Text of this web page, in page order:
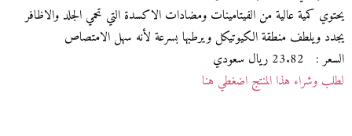
يحتوي كمية عالية من الفيتامينات ومضادات الاكسدة التي تحمي الجلد والاظافر
يجدد ويلطف منطقة الكيوتيكل ويرطبها بسرعة لأنه سهل الامتصاص
السعر : 23.82 ريال سعودي
لطلب وشراء هذا المنتج اضغطي هنا